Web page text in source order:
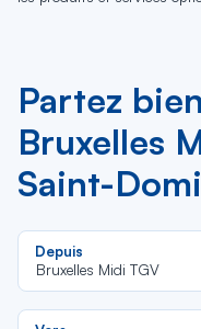
Partez
Bruxelles
Saint-
Depuis
Bruxelles Midi TGV